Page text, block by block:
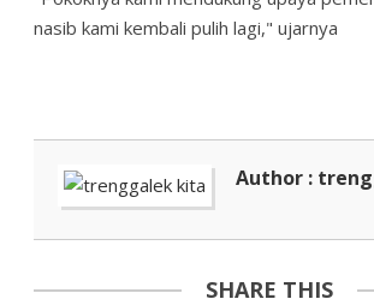
nasib kami kembali pulih lagi," ujarnya
Author :
SHARE THIS